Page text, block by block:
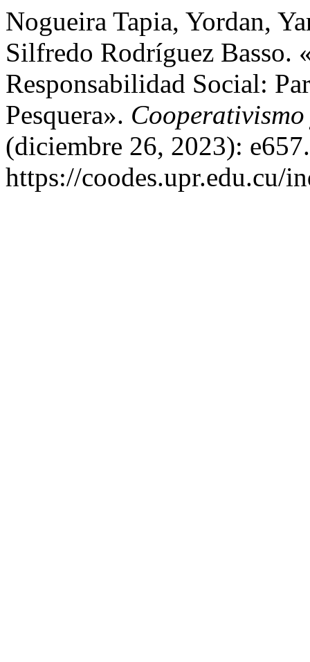
Nogueira Tapia, Yordan,
Silfredo Rodríguez Basso.
Responsabilidad Social:
Pesquera».
(diciembre 26, 2023):
https://coodes.upr.edu.cu/